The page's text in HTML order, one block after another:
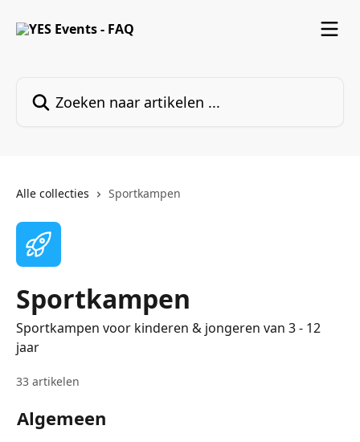
Alle collecties Sportkampen
Sportkampen
Sportkampen voor kinderen & jongeren van 3 - 12
jaar
33 artikelen
Algemeen